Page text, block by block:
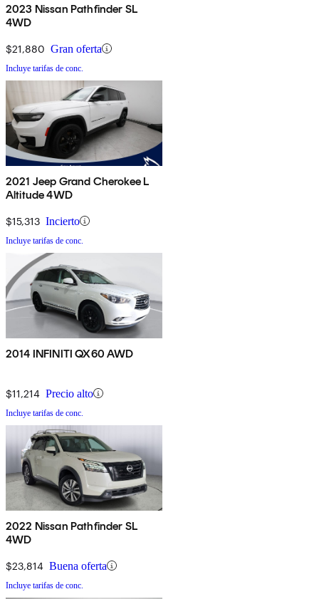
2023 Nissan Pathfinder SL
4WD
$21,880 Gran oferta
Incluye tarifas de conc.
2021 Jeep Grand Cherokee L
Altitude 4WD
$15,313 Incierto
Incluye tarifas de conc.
2014 INFINITI QX60 AWD
$11,214 Precio alto
Incluye tarifas de conc.
2022 Nissan Pathfinder SL
4WD
$23,814 Buena oferta
Incluye tarifas de conc.